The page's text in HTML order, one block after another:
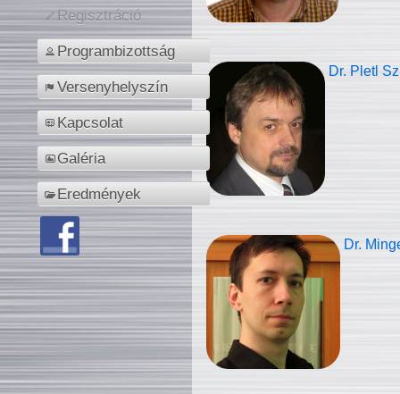
Regisztráció
Programbizottság
Versenyhelyszín
Kapcsolat
Galéria
Eredmények
Dr. Pletl
Dr.